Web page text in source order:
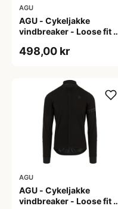
AGU
AGU - Cykeljakke
vindbreaker - Loose fit -
498,00 kr
AGU
AGU - Cykeljakke
vindbreaker - Loose fit -